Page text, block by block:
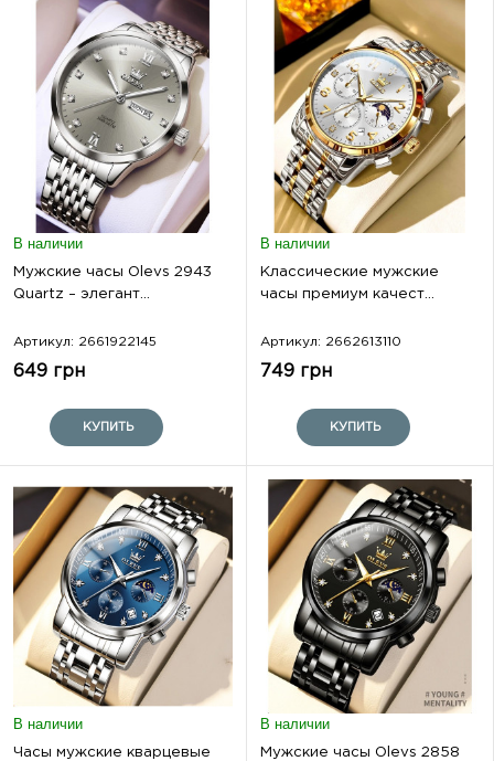
В наличии
Мужские часы Olevs 2943
Quartz – элегант...
Артикул: 2661922145
649 грн
КУПИТЬ
В наличии
Классические мужские
часы премиум качест...
Артикул: 2662613110
749 грн
КУПИТЬ
В наличии
Часы мужские кварцевые
В наличии
Мужские часы Olevs 2858